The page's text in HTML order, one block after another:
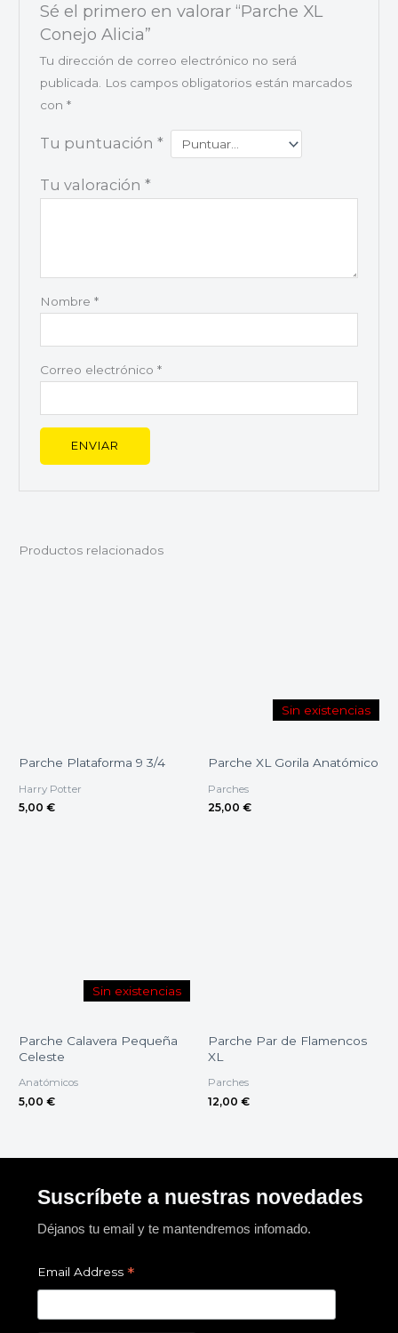
Sé el primero en valorar “Parche XL
Conejo Alicia”
Tu dirección de correo electrónico no será
publicada.
Los campos obligatorios están marcados
con *
Tu puntuación *
Tu valoración *
Nombre *
Correo electrónico *
Productos relacionados
Parche Plataforma 9 3/4
Harry Potter
5,00 €
Sin existencias
Parche XL Gorila Anatómico
Parches
25,00 €
Sin existencias
Parche Calavera Pequeña
Celeste
Anatómicos
5,00 €
Parche Par de Flamencos
XL
Parches
12,00 €
Suscríbete a nuestras novedades
Déjanos tu email y te mantendremos infomado.
Email Address *